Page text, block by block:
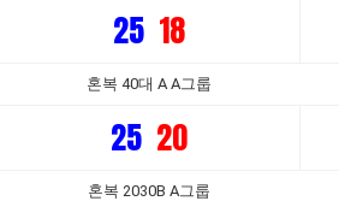
25 18
혼복 40대 A A그룹
25 20
혼복 2030B A그룹